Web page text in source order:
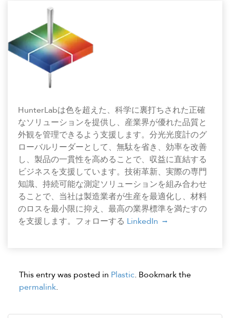
HunterLabは色を超えた、科学に裏打ちされた正確
なソリューションを提供し、産業界が優れた品質と
外観を管理できるよう支援します。分光光度計のグ
ローバルリーダーとして、無駄を省き、効率を改善
し、製品の一貫性を高めることで、収益に直結する
ビジネスを支援しています。技術革新、実際の専門
知識、持続可能な測定ソリューションを組み合わせ
ることで、当社は製造業者が生産を最適化し、材料
のロスを最小限に抑え、最高の業界標準を満たすの
を支援します。フォローする LinkedIn
This entry was posted in Plastic. Bookmark the
permalink.